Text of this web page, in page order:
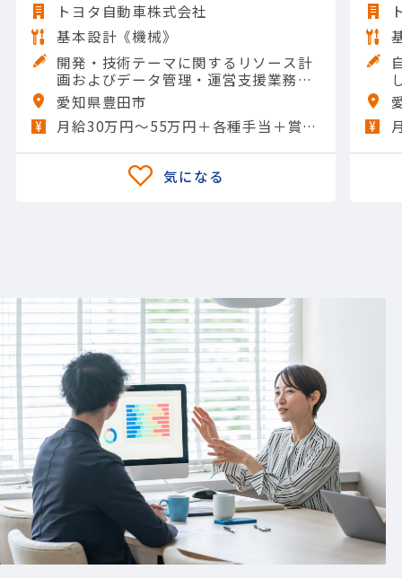
トヨタ自動車株式会社
基本設計《機械》
開発・技術テーマに関するリソース計
画およびデータ管理・運営支援業務を
お任せします。＜具体的には＞・開発
および技術テーマ別リソース計画デー
タの集計、グラフ化および資料作成業
愛知県豊田市
月給30万円～55万円＋各種手当＋賞与年2回